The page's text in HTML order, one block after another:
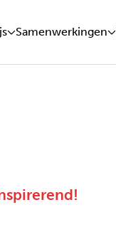
Samenwerkingen